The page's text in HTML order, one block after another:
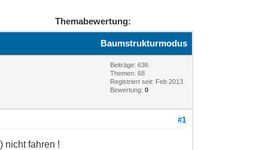
Themabewertung:
Baumstrukturmodus
Beiträge: 636
Themen: 68
Registriert seit: Feb 2013
Bewertung:0
#1
nicht fahren !